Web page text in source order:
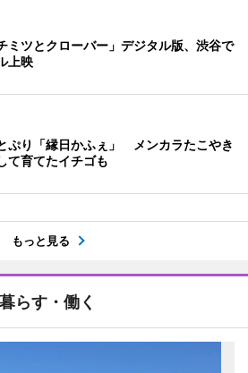
ミツとクローバー」デジタル版、渋谷で
上映
ぷり「縁日かふぇ」 メンカラたこやき
て育てたイチゴも
もっと見る
暮らす・働く